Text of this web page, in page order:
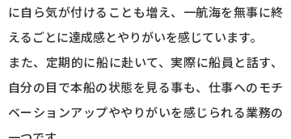
に自ら気が付けることも増え、一航海を無事に終
えるごとに達成感とやりがいを感じています。
また、定期的に船に赴いて、実際に船員と話す、
自分の目で本船の状態を見る事も、仕事へのモチ
ベーションアップややりがいを感じられる業務の